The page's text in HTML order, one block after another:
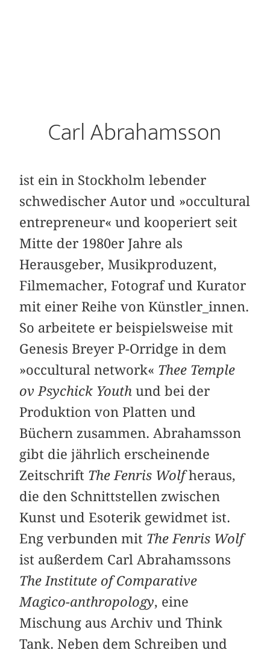
Carl Abrahamsson
ist ein in Stockholm lebender
schwedischer Autor und »occultural
entrepreneur« und kooperiert seit
Mitte der 1980er Jahre als
Herausgeber, Musikproduzent,
Filmemacher, Fotograf und Kurator
mit einer Reihe von Künstler_innen.
So arbeitete er beispielsweise mit
Genesis Breyer P-Orridge in dem
»occultural network« Thee Temple
ov Psychick Youth und bei der
Produktion von Platten und
Büchern zusammen. Abrahamsson
gibt die jährlich erscheinende
Zeitschrift The Fenris Wolfheraus,
die den Schnittstellen zwischen
Kunst und Esoterik gewidmet ist.
Eng verbunden mit The Fenris Wolf
ist außerdem Carl Abrahamssons
The Institute of Comparative
Magico-anthropology, eine
Mischung aus Archiv und Think
Tank. Neben dem Schreiben und